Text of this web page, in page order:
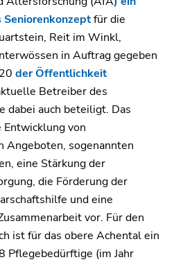
für die
Reit im Winkl,
in Auftrag gegeben
der Öffentlichkeit
Betreiber des
dabei auch beteiligt. Das
Entwicklung von
Angeboten, sogenannten
eine Stärkung der
die Förderung der
und eine
vor. Für den
ist für das obere Achental ein
Pflegebedürftige (im Jahr